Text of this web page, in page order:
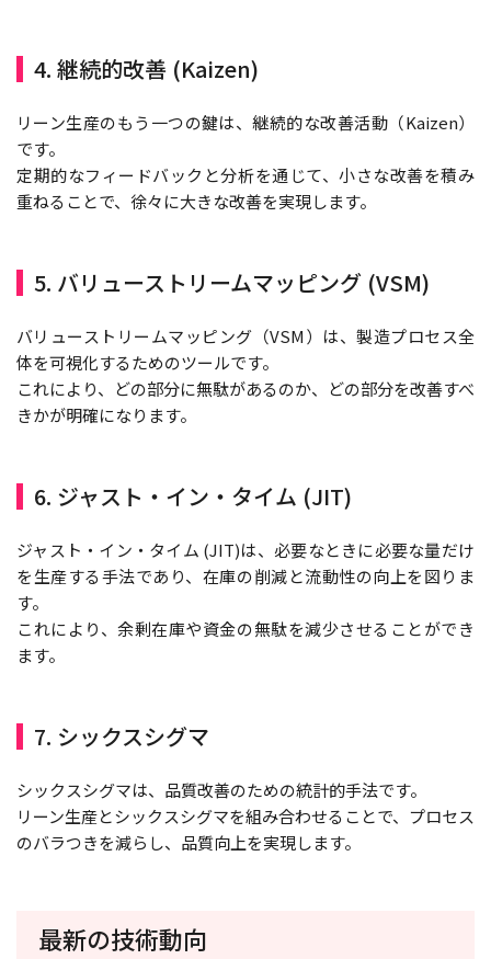
4. 継続的改善 (Kaizen)
リーン生産のもう一つの鍵は、継続的な改善活動（Kaizen）
です。
定期的なフィードバックと分析を通じて、小さな改善を積み
重ねることで、徐々に大きな改善を実現します。
5. バリューストリームマッピング (VSM)
バリューストリームマッピング（VSM）は、製造プロセス全
体を可視化するためのツールです。
これにより、どの部分に無駄があるのか、どの部分を改善すべ
きかが明確になります。
6. ジャスト・イン・タイム (JIT)
ジャスト・イン・タイム (JIT)は、必要なときに必要な量だけ
を生産する手法であり、在庫の削減と流動性の向上を図りま
す。
これにより、余剰在庫や資金の無駄を減少させることができ
ます。
7. シックスシグマ
シックスシグマは、品質改善のための統計的手法です。
リーン生産とシックスシグマを組み合わせることで、プロセス
のバラつきを減らし、品質向上を実現します。
最新の技術動向